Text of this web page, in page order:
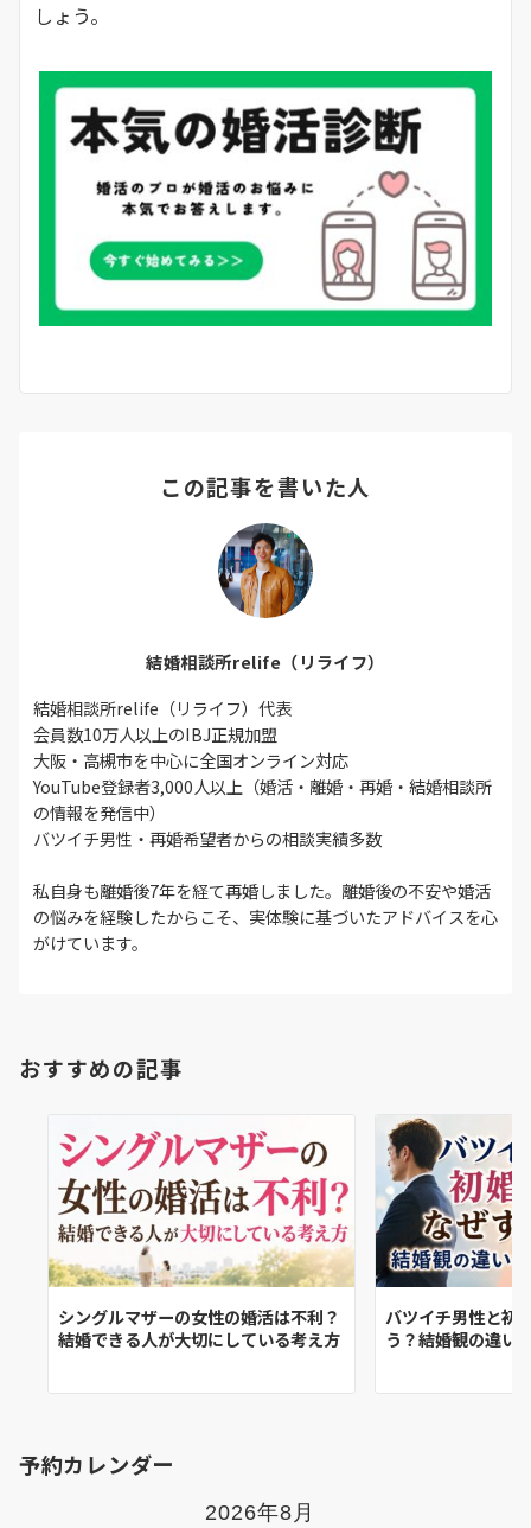
しょう。
この記事を書いた人
結婚相談所relife（リライフ）
結婚相談所relife（リライフ）代表
会員数10万人以上のIBJ正規加盟
大阪・高槻市を中心に全国オンライン対応
YouTube登録者3,000人以上（婚活・離婚・再婚・結婚相談所
の情報を発信中）
バツイチ男性・再婚希望者からの相談実績多数
私自身も離婚後7年を経て再婚しました。離婚後の不安や婚活
の悩みを経験したからこそ、実体験に基づいたアドバイスを心
がけています。
おすすめの記事
シングルマザーの女性の婚活は不利？
結婚できる人が大切にしている考え方
バツイチ男性と初
う？結婚観の違い
予約カレンダー
2026年8月